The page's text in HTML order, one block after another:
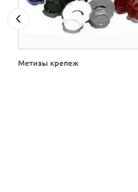
Метизы крепеж